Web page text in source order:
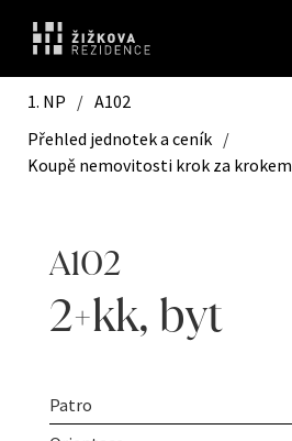
1. NP / A102
Přehled jednotek a ceník /
Koupě nemovitosti krok za krokem
A102
2+kk, byt
Patro